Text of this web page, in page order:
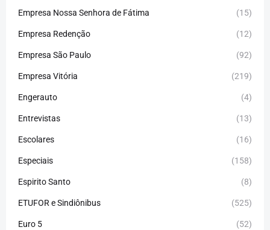
Empresa Nossa Senhora de Fátima (15)
Empresa Redenção (12)
Empresa São Paulo (92)
Empresa Vitória (219)
Engerauto (4)
Entrevistas (13)
Escolares (16)
Especiais (158)
Espirito Santo (8)
ETUFOR e Sindiônibus (525)
Euro 5 (52)